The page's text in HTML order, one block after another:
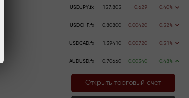
USDJPY.fx 157.805 -0.629 -0.40%
USDCHF.fx 0.80800 -0.00420 -0.52%
USDCAD.fx 1.39410 -0.00720 -0.51%
AUDUSD.fx 0.70660 +0.00340 +0.48%
Открыть торговый счет